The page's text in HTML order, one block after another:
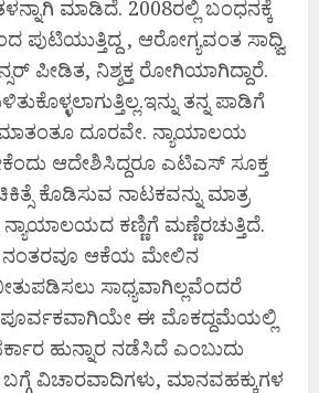
ಮಾಡಿದೆ. 2008ರಲ್ಲಿ ಬಂಧನಕ್ಕೆ
ಪುಟಿಯುತ್ತಿದ್ದ , ಆರೋಗ್ಯವಂತ ಸಾಧ್ವಿ
ಪೀಡಿತ, ನಿಶ್ಶಕ್ತ ರೋಗಿಯಾಗಿದ್ದಾರೆ.
ತನ್ನ ಪಾಡಿಗೆ
ದೂರವೇ. ನ್ಯಾಯಾಲಯ
ಆದೇಶಿಸಿದ್ದರೂ ಎಟಿಎಸ್ ಸೂಕ್ತ
ಕೊಡಿಸುವ ನಾಟಕವನ್ನು ಮಾತ್ರ
ಕಣ್ಣಿಗೆ ಮಣ್ಣೆರಚುತ್ತಿದೆ.
ನಂತರವೂ ಆಕೆಯ ಮೇಲಿನ
ಸಾಧ್ಯವಾಗಿಲ್ಲವೆಂದರೆ
ಈ ಮೊಕದ್ದಮೆಯಲ್ಲಿ
ಹುನ್ನಾರ ನಡೆಸಿದೆ ಎಂಬುದು
ಬಗ್ಗೆ ವಿಚಾರವಾದಿಗಳು, ಮಾನವಹಕ್ಕುಗಳ